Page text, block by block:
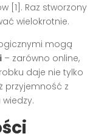
[1]. Raz stworzony
wielokrotnie.
mogą
– zarówno online,
daje nie tylko
przyjemność z